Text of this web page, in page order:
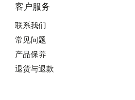
客户服务
联系我们
常见问题
产品保养
退货与退款